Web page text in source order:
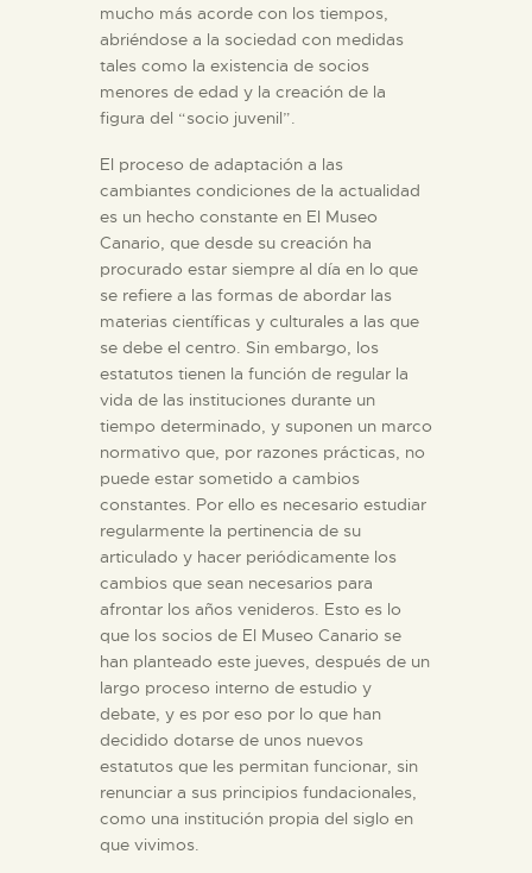
mucho más acorde con los tiempos,
abriéndose a la sociedad con medidas
tales como la existencia de socios
menores de edad y la creación de la
figura del “socio juvenil”.
El proceso de adaptación a las
cambiantes condiciones de la actualidad
es un hecho constante en El Museo
Canario, que desde su creación ha
procurado estar siempre al día en lo que
se refiere a las formas de abordar las
materias científicas y culturales a las que
se debe el centro. Sin embargo, los
estatutos tienen la función de regular la
vida de las instituciones durante un
tiempo determinado, y suponen un marco
normativo que, por razones prácticas, no
puede estar sometido a cambios
constantes. Por ello es necesario estudiar
regularmente la pertinencia de su
articulado y hacer periódicamente los
cambios que sean necesarios para
afrontar los años venideros. Esto es lo
que los socios de El Museo Canario se
han planteado este jueves, después de un
largo proceso interno de estudio y
debate, y es por eso por lo que han
decidido dotarse de unos nuevos
estatutos que les permitan funcionar, sin
renunciar a sus principios fundacionales,
como una institución propia del siglo en
que vivimos.